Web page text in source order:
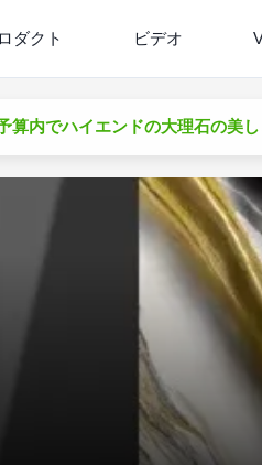
ダクト ビデオ
算内でハイエンドの大理石の美